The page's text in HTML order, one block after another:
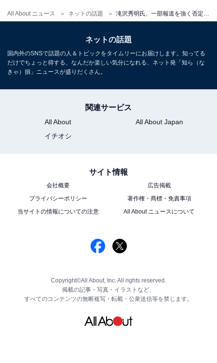
All About ニュース ネットの話題
ネットの話題
国内外のSNSで話題の人＆トピックをタイムリーにお届けします。知ってる
だけでちょっと得する、なんだか楽しい気分になれる、ネット発「知ら（な
きゃ）損」ニュースが盛りだくさん。
関連サービス
All About
All About Japan
イチオシ
サイト情報
会社概要
広告掲載
プライバシーポリシー
著作権・商標・免責事項
当サイトの情報についての注意
All About ニュースについて
Copyright©All About, Inc. All rights reserved.
掲載の記事・写真・イラストなど、
すべてのコンテンツの無断複写・転載・公衆送信等を禁じます。